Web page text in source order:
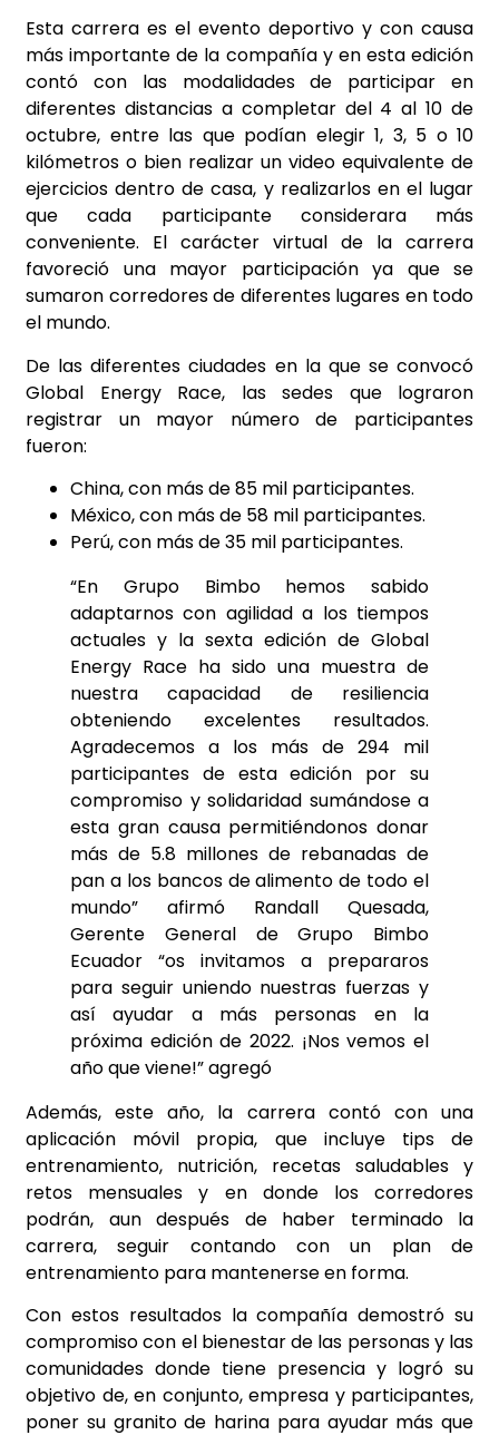
Esta carrera es el evento deportivo y con causa
más importante de la compañía y en esta edición
contó con las modalidades de participar en
diferentes distancias a completar del 4 al 10 de
octubre, entre las que podían elegir 1, 3, 5 o 10
kilómetros o bien realizar un video equivalente de
ejercicios dentro de casa, y realizarlos en el lugar
que cada participante considerara más
conveniente. El carácter virtual de la carrera
favoreció una mayor participación ya que se
sumaron corredores de diferentes lugares en todo
el mundo.
De las diferentes ciudades en la que se convocó
Global Energy Race, las sedes que lograron
registrar un mayor número de participantes
fueron:
China, con más de 85 mil participantes.
México, con más de 58 mil participantes.
Perú, con más de 35 mil participantes.
“En Grupo Bimbo hemos sabido
adaptarnos con agilidad a los tiempos
actuales y la sexta edición de Global
Energy Race ha sido una muestra de
nuestra capacidad de resiliencia
obteniendo excelentes resultados.
Agradecemos a los más de 294 mil
participantes de esta edición por su
compromiso y solidaridad sumándose a
esta gran causa permitiéndonos donar
más de 5.8 millones de rebanadas de
pan a los bancos de alimento de todo el
mundo” afirmó Randall Quesada,
Gerente General de Grupo Bimbo
Ecuador “os invitamos a prepararos
para seguir uniendo nuestras fuerzas y
así ayudar a más personas en la
próxima edición de 2022. ¡Nos vemos el
año que viene!” agregó
Además, este año, la carrera contó con una
aplicación móvil propia, que incluye tips de
entrenamiento, nutrición, recetas saludables y
retos mensuales y en donde los corredores
podrán, aun después de haber terminado la
carrera, seguir contando con un plan de
entrenamiento para mantenerse en forma.
Con estos resultados la compañía demostró su
compromiso con el bienestar de las personas y las
comunidades donde tiene presencia y logró su
objetivo de, en conjunto, empresa y participantes,
poner su granito de harina para ayudar más que